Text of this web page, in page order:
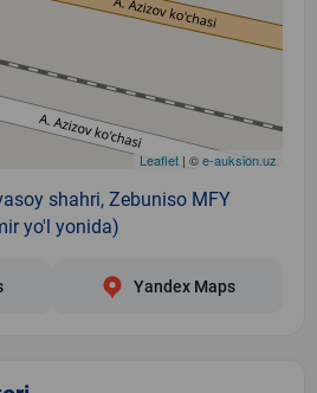
Leaflet | ©e-auksion.uz
shahri, Zebuniso MFY
yo'l yonida)
Yandex Maps